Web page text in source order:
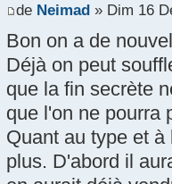
de Neimad» Dim 16
Bon on a de
Déjà on peut
que la fin secrète
que l'on ne pourra
Quant au type et
plus. D'abord il